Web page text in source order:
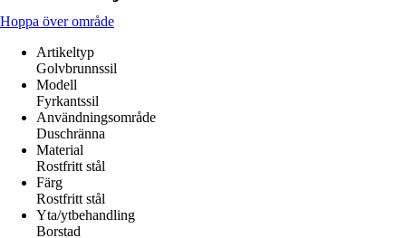
Hoppa över område
Artikeltyp
Golvbrunnssil
Modell
Fyrkantssil
Användningsområde
Duschränna
Material
Rostfritt stål
Färg
Rostfritt stål
Yta/ytbehandling
Borstad